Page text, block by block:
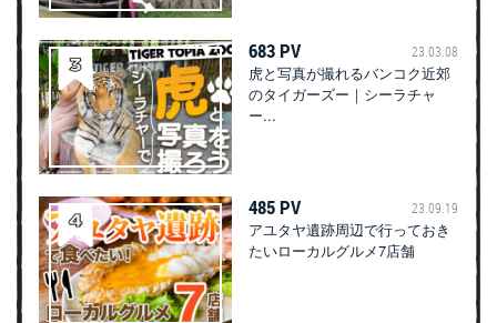
683 PV 23.03.08
虎と写真が撮れるバンコク近郊
のタイガーズー｜シーラチャ
ー...
485 PV 23.09.19
アユタヤ遺跡周辺で行っておき
たいローカルグルメ7店舗